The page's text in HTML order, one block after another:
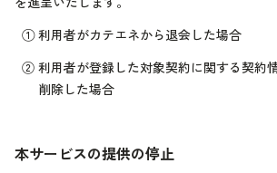
① 利用者がカテエネから退会した場合
② 利用者が登録した対象契約に関する契約
削除した場合
本サービスの提供の停止